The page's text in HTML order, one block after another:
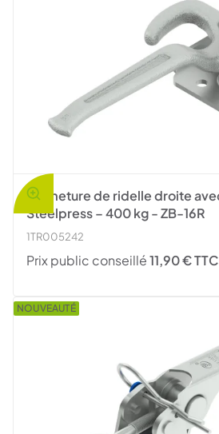
Fermeture de ridelle droite
Steelpress – 400 kg - ZB-16R
1TR005242
Prix public conseillé11,90 € TTC
NOUVEAUTÉ